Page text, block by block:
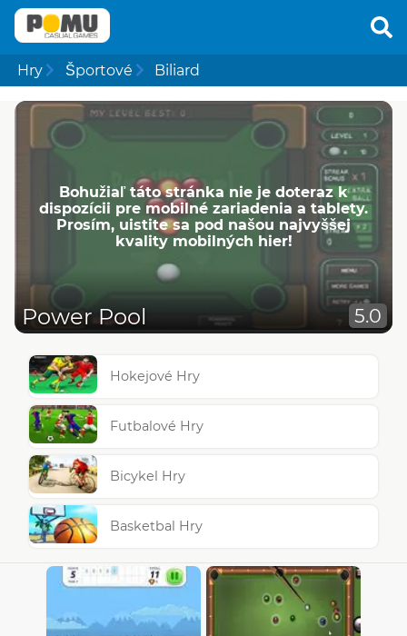
Hry Športové Biliard
Bohužiaľ táto stránka nie je doteraz k
dispozícii pre mobilné zariadenia a tablety.
Prosím, uistite sa pod našou najvyššej
kvality mobilných hier!
Power Pool 5.0
Hokejové Hry
Futbalové Hry
Bicykel Hry
Basketbal Hry